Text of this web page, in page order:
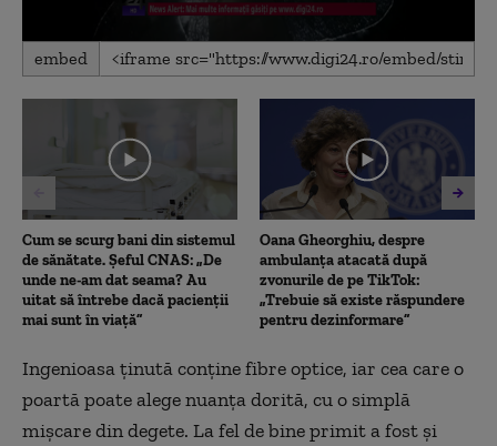
0
seconds
1
embed
Cum se scurg bani din sistemul
de sănătate. Șeful CNAS: „De
unde ne-am dat seama? Au
uitat să întrebe dacă pacienții
mai sunt în viață”
Oana Gheorghiu, despre
ambulanța atacată după
zvonurile de pe TikTok:
„Trebuie să existe răspundere
pentru dezinformare”
Ingenioasa ţinută conţine fibre optice, iar cea care o
poartă poate alege nuanţa dorită, cu o simplă
mişcare din degete. La fel de bine primit a fost şi